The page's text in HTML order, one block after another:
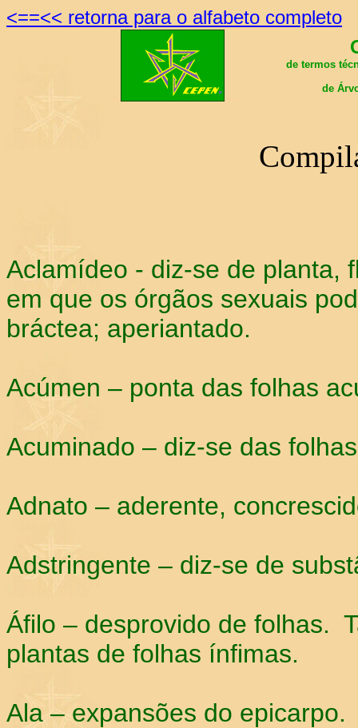
<==<< retorna para o alfabeto completo
de termos
de
Aclamídeo - diz-se de planta,
em que os órgãos sexuais
bráctea; aperiantado.
Acúmen – ponta das folhas
Acuminado – diz-se das
Adnato – aderente,
Adstringente – diz-se de
Áfilo – desprovido de folhas.
plantas de folhas ínfimas.
Ala – expansões do epicarpo.